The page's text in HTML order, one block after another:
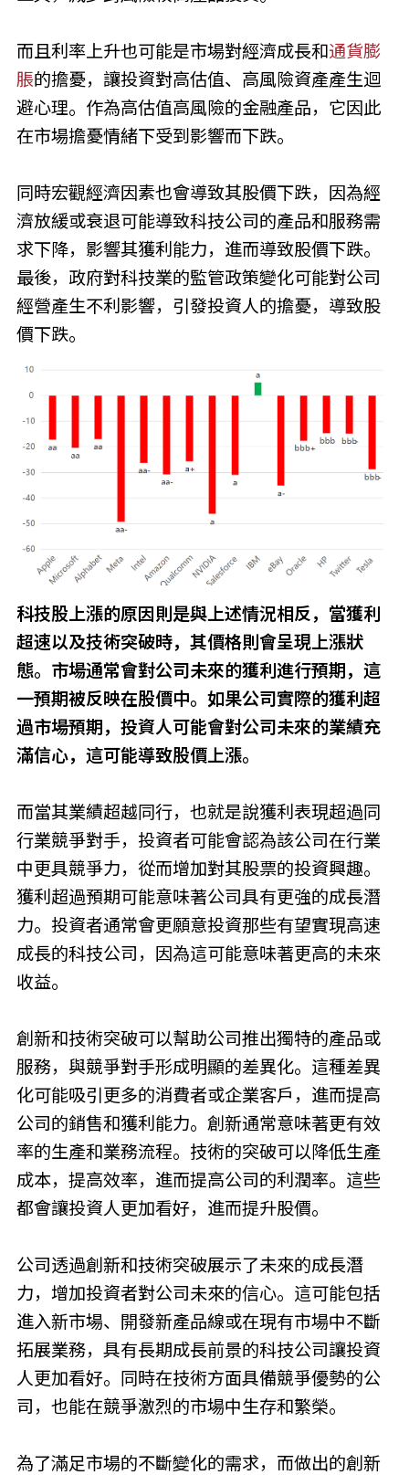
而且利率上升也可能是市場對經濟成長和通貨膨
脹的擔憂，讓投資對高估值、高風險資產產生迴
避心理。作為高估值高風險的金融產品，它因此
在市場擔憂情緒下受到影響而下跌。
同時宏觀經濟因素也會導致其股價下跌，因為經
濟放緩或衰退可能導致科技公司的產品和服務需
求下降，影響其獲利能力，進而導致股價下跌。
最後，政府對科技業的監管政策變化可能對公司
經營產生不利影響，引發投資人的擔憂，導致股
價下跌。
科技股上漲的原因則是與上述情況相反，當獲利
超速以及技術突破時，其價格則會呈現上漲狀
態。市場通常會對公司未來的獲利進行預期，這
一預期被反映在股價中。如果公司實際的獲利超
過市場預期，投資人可能會對公司未來的業績充
滿信心，這可能導致股價上漲。
而當其業績超越同行，也就是說獲利表現超過同
行業競爭對手，投資者可能會認為該公司在行業
中更具競爭力，從而增加對其股票的投資興趣。
獲利超過預期可能意味著公司具有更強的成長潛
力。投資者通常會更願意投資那些有望實現高速
成長的科技公司，因為這可能意味著更高的未來
收益。
創新和技術突破可以幫助公司推出獨特的產品或
服務，與競爭對手形成明顯的差異化。這種差異
化可能吸引更多的消費者或企業客戶，進而提高
公司的銷售和獲利能力。創新通常意味著更有效
率的生產和業務流程。技術的突破可以降低生產
成本，提高效率，進而提高公司的利潤率。這些
都會讓投資人更加看好，進而提升股價。
公司透過創新和技術突破展示了未來的成長潛
力，增加投資者對公司未來的信心。這可能包括
進入新市場、開發新產品線或在現有市場中不斷
拓展業務，具有長期成長前景的科技公司讓投資
人更加看好。同時在技術方面具備競爭優勢的公
司，也能在競爭激烈的市場中生存和繁榮。
為了滿足市場的不斷變化的需求，而做出的創新